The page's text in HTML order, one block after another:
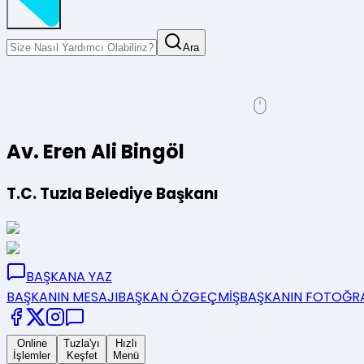
Ara
Av. Eren Ali Bingöl
T.C. Tuzla Belediye Başkanı
BAŞKANA YAZ
BAŞKANIN MESAJIBAŞKANÖZGEÇMİŞBAŞKANIN
Online
İşlemler
Tuzla'yı
Keşfet
Hızlı
Menü